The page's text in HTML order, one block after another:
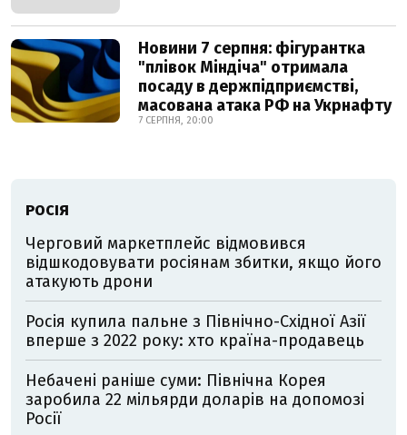
Новини 7 серпня: фігурантка
"плівок Міндіча" отримала
посаду в держпідприємстві,
масована атака РФ на Укрнафту
7 СЕРПНЯ, 20:00
РОСІЯ
Черговий маркетплейс відмовився
відшкодовувати росіянам збитки, якщо його
атакують дрони
Росія купила пальне з Північно-Східної Азії
вперше з 2022 року: хто країна-продавець
Небачені раніше суми: Північна Корея
заробила 22 мільярди доларів на допомозі
Росії